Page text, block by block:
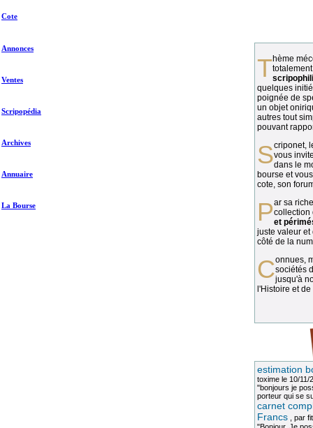
Cote
Annonces
Ventes
Scripopédia
Archives
Annuaire
La Bourse
Thème méconnu des collectionneurs et
quelques
poignée de
un objet
autres tout
pouvant
vous
dans le
bourse et
cote, son
Par sa richesse et sa diversité, lacollection
et
juste valeur et
côté de la
Connues, méconnues, ou inconnues, lessociétés
jusqu'à
l'Histoire et
estimation
toximele 10/11/
"bonjours je
porteur qui se
carnet
Francs, par